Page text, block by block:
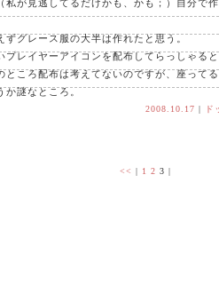
私が見逃してるだけかも、かも；）自分で
ずグレース服の大半は作れたと思う。
プレイヤーアイコンを配布してらっしゃる
ところ配布は考えてないのですが、座って
か謎なところ。
2008.10.17 | ド
<< | 1 2 3 |